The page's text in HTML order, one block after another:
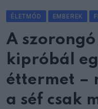
ÉLETMÓD EMBEREK
A
kipróbál
éttermet –
a séf csak